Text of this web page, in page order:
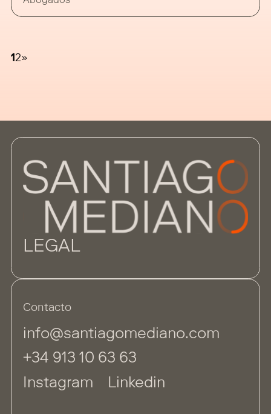
personales al hacer uso de dichas
12»
Contacto
info@santiagomediano.com
+34 913 10 63 63
Instagram
Linkedin
LEGAL